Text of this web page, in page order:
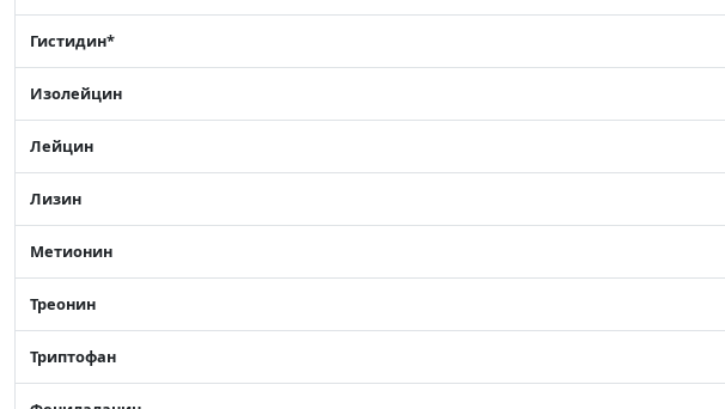
Гистидин*
Изолейцин
Лейцин
Лизин
Метионин
Треонин
Триптофан